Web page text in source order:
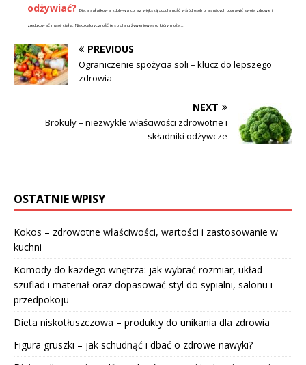
odżywiać?
Dieta sałatkowa zdobywa coraz większą popularność wśród osób pragnących poprawić swoje zdrowie i
zredukować masę ciała. Niskokaloryczność tego planu żywieniowego, który może...
PREVIOUS
Ograniczenie spożycia soli – klucz do lepszego
zdrowia
NEXT
Brokuły – niezwykłe właściwości zdrowotne i
składniki odżywcze
OSTATNIE WPISY
Kokos – zdrowotne właściwości, wartości i zastosowanie w
kuchni
Komody do każdego wnętrza: jak wybrać rozmiar, układ
szuflad i materiał oraz dopasować styl do sypialni, salonu i
przedpokoju
Dieta niskotłuszczowa – produkty do unikania dla zdrowia
Figura gruszki – jak schudnąć i dbać o zdrowe nawyki?